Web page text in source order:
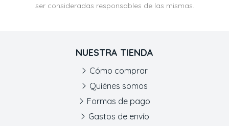
ser consideradas responsables de las mismas.
NUESTRA TIENDA
Cómo comprar
Quiénes somos
Formas de pago
Gastos de envío